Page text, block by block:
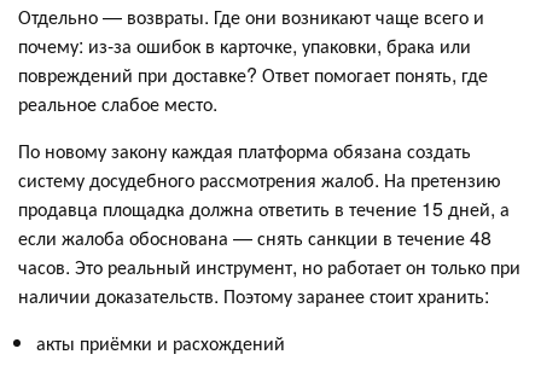
Отдельно — возвраты. Где они возникают чаще всего и
почему: из-за ошибок в карточке, упаковки, брака или
повреждений при доставке? Ответ помогает понять, где
реальное слабое место.
По новому закону каждая платформа обязана создать
систему досудебного рассмотрения жалоб. На претензию
продавца площадка должна ответить в течение 15 дней, а
если жалоба обоснована — снять санкции в течение 48
часов. Это реальный инструмент, но работает он только при
наличии доказательств. Поэтому заранее стоит хранить:
акты приёмки и расхождений